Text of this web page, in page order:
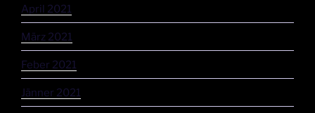
April 2021
März 2021
Feber 2021
Jänner 2021